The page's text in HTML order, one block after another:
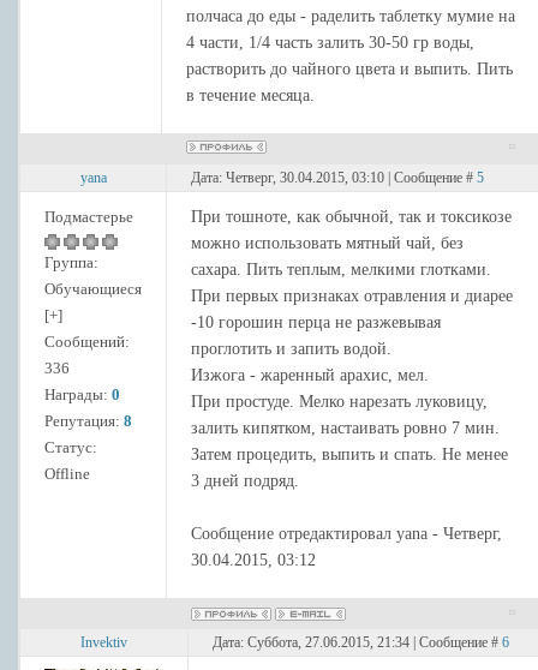
полчаса до еды - раделить таблетку мумие на
4 части, 1/4 часть залить 30-50 гр воды,
растворить до чайного цвета и выпить. Пить
в течение месяца.
yana Дата: Четверг, 30.04.2015, 03:10 | Сообщение # 5
Подмастерье
Группа:
Обучающиеся
[+]
Сообщений:
336
Награды: 0
Репутация: 8
Статус:
Offline
При тошноте, как обычной, так и токсикозе
можно использовать мятный чай, без
сахара. Пить теплым, мелкими глотками.
При первых признаках отравления и диарее
-10 горошин перца не разжевывая
проглотить и запить водой.
Изжога - жаренный арахис, мел.
При простуде. Мелко нарезать луковицу,
залить кипятком, настаивать ровно 7 мин.
Затем процедить, выпить и спать. Не менее
3 дней подряд.
Сообщение отредактировал yana - Четверг,
30.04.2015, 03:12
Invektiv Дата: Суббота, 27.06.2015, 21:34 | Сообщение # 6